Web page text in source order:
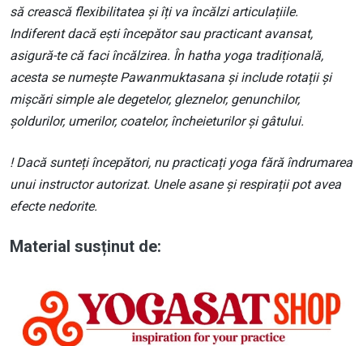
să crească flexibilitatea și îți va încălzi articulațiile.
Indiferent dacă ești începător sau practicant avansat,
asigură-te că faci încălzirea. În hatha yoga tradițională,
acesta se numește Pawanmuktasana și include rotații și
mișcări simple ale degetelor, gleznelor, genunchilor,
șoldurilor, umerilor, coatelor, încheieturilor și gâtului.
! Dacă sunteți începători, nu practicați yoga fără îndrumarea
unui instructor autorizat. Unele asane și respirații pot avea
efecte nedorite.
Material susținut de: